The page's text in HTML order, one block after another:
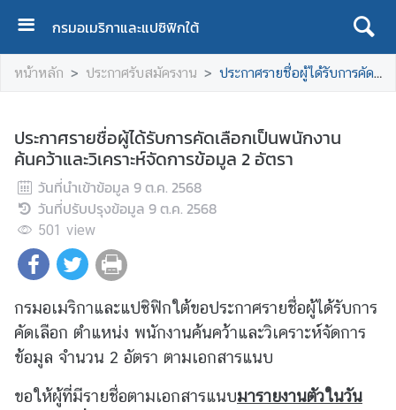
กรมอเมริกาและแปซิฟิกใต้
ห
น้
ร
ก
เ
กี่
ว
บ
เ
ร
หน้าหลัก ประกาศรับสมัครงาน ประกาศรายชื่อผู้ได้รับการคัดเลือกเป็นพนักงานค้นคว้าและวิเคราะห์จัดการข้อมูล 2 อัตรา
ประกาศรายชื่อผู้ได้รับการคัดเลือกเป็นพนักงาน
ค้นคว้าและวิเคราะห์จัดการข้อมูล 2 อัตรา
วันที่นำเข้าข้อมูล 9 ต.ค. 2568
วันที่ปรับปรุงข้อมูล 9 ต.ค. 2568
501 view
กรมอเมริกาและแปซิฟิกใต้ขอประกาศรายชื่อผู้ได้รับการ
คัดเลือก ตำแหน่ง พนักงานค้นคว้าและวิเคราะห์จัดการ
ข้อมูล จำนวน 2 อัตรา ตามเอกสารแนบ
ขอให้ผู้ที่มีรายชื่อตามเอกสารแนบมารายงานตัวในวัน